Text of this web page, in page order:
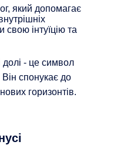
який допомагає
свою інтуїцію та
- це символ
спонукає до
горизонтів.